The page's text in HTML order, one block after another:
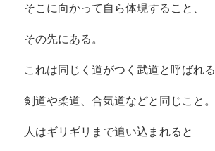
そこに向かって自ら体現すること、
その先にある。
これは同じく道がつく武道と呼ばれる
剣道や柔道、合気道などと同じこと。
人はギリギリまで追い込まれると